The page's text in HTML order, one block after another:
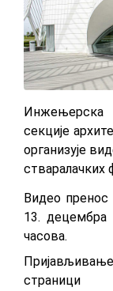
секције
организује
стваралачких
Видео
13. децембра
часова.